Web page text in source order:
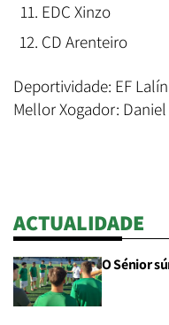
EDC Xinzo
CD Arenteiro
Deportividade: EF Lalín
Mellor Xogador:
ACTUALIDADE
O Sénior